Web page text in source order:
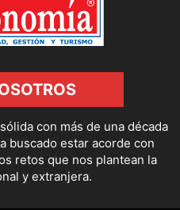
con más de una década
buscado estar acorde con
retos que nos plantean la
y extranjera.